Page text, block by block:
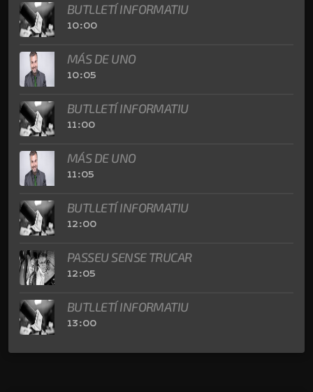
BUTLLETÍ INFORMATIU
10:00
MÁS DE UNO
10:05
BUTLLETÍ INFORMATIU
11:00
MÁS DE UNO
11:05
BUTLLETÍ INFORMATIU
12:00
PASSEU SENSE TRUCAR
12:05
BUTLLETÍ INFORMATIU
13:00